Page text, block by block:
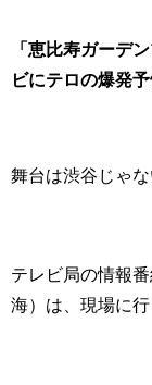
「恵比寿ガーデ
ビにテロの爆発
舞台は渋谷じゃ
テレビ局の情報
海）は、現場に行